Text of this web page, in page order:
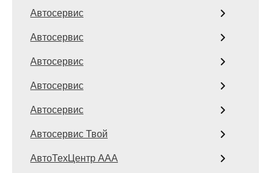
Автосервис
Автосервис
Автосервис
Автосервис
Автосервис
Автосервис Твой
АвтоТехЦентр ААА